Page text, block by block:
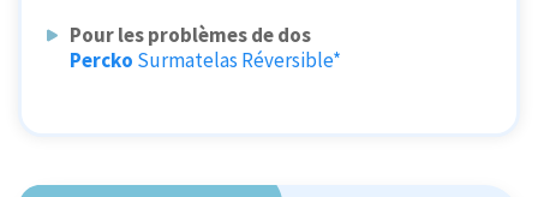
Pour les problèmes de dos
Percko Surmatelas Réversible*